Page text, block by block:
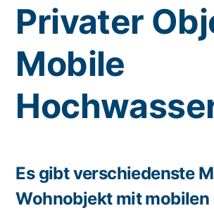
Privater
Mobile
Es gibt verschiedenste
Wohnobjekt mit